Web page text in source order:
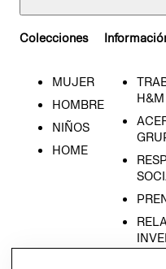
Colecciones
MUJER
HOMBRE
NIÑOS
HOME
H&M